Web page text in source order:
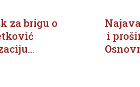
za brigu o
Doma
i